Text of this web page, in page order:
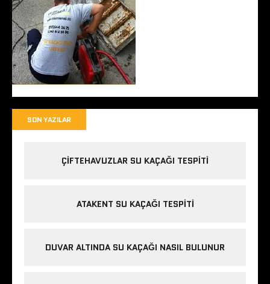
SON YAZILAR
ÇIFTEHAVUZLAR SU KAÇAĞI TESPITI
ATAKENT SU KAÇAĞI TESPITI
DUVAR ALTINDA SU KAÇAĞI NASIL BULUNUR